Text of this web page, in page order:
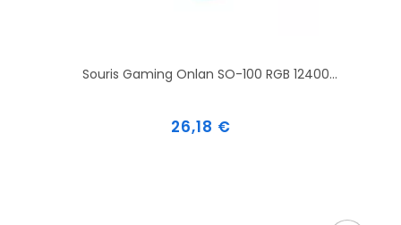
Souris Gaming Onlan SO-100 RGB 12400...
Prix
26,18 €